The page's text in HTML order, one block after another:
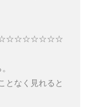
となく見れると